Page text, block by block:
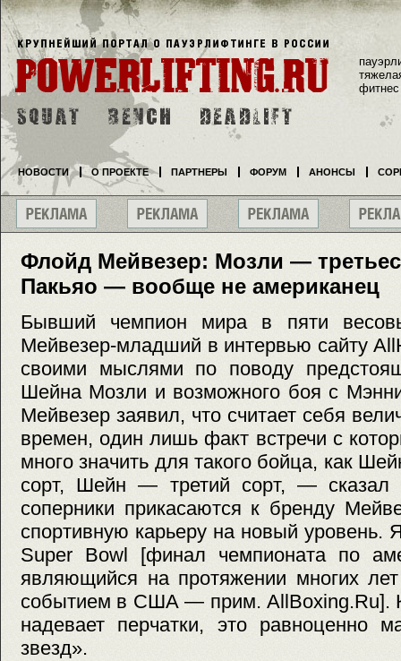
Флойд Мейвезер: Мозли —
Пакьяо — вообще не американец
Бывший чемпион мира в пяти
Мейвезер-младший в интервью сайту
своими мыслями по поводу
Шейна Мозли и возможного боя с
Мейвезер заявил, что считает себя
времен, один лишь факт встречи с
много значить для такого бойца, как
сорт, Шейн — третий сорт, —
соперники прикасаются к бренду
спортивную карьеру на новый уровень.
Super Bowl [финал чемпионата по
являющийся на протяжении многих
событием в США — прим. AllBoxing.Ru].
надевает перчатки, это равноценно
звезд».
фитнес
НОВОСТИ О ПРОЕКТЕ ПАРТНЕРЫ ФОРУМ АНОНСЫ